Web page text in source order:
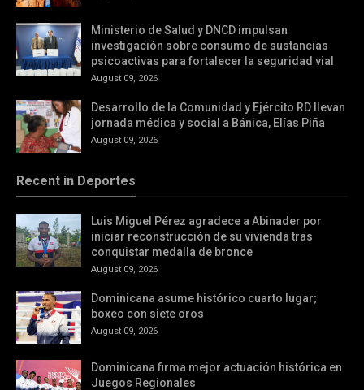
Ministerio de Salud y DNCD impulsan
investigación sobre consumo de sustancias
psicoactivas para fortalecer la seguridad vial
August 09, 2026
Desarrollo de la Comunidad y Ejército RD llevan
jornada médica y social a Bánica, Elías Piña
August 09, 2026
Recent in Deportes
Luis Miguel Pérez agradece a Abinader por
iniciar reconstrucción de su vivienda tras
conquistar medalla de bronce
August 09, 2026
Dominicana asume histórico cuarto lugar;
boxeo con siete oros
August 09, 2026
Dominicana firma mejor actuación histórica en
Juegos Regionales